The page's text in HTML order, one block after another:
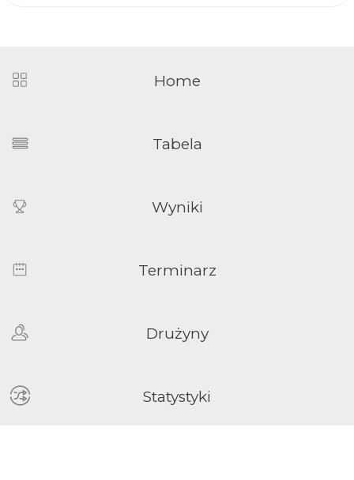
Home
Tabela
Wyniki
Terminarz
Drużyny
Statystyki